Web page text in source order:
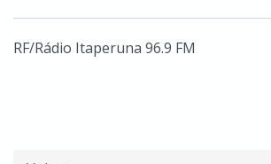
RF/Rádio Itaperuna 96.9 FM